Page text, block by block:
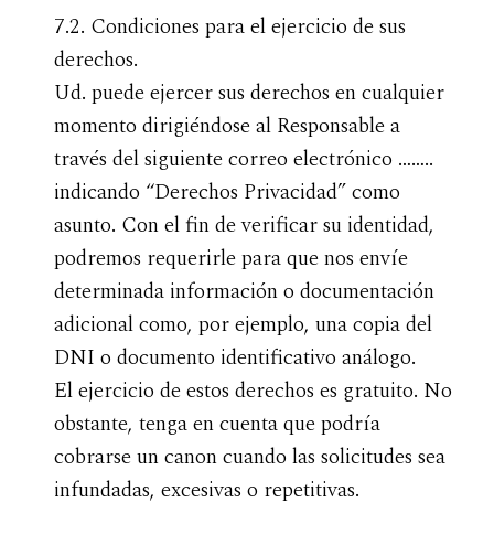
7.2. Condiciones para el ejercicio de sus
derechos.
Ud. puede ejercer sus derechos en cualquier
momento dirigiéndose al Responsable a
través del siguiente correo electrónico ……..
indicando “Derechos Privacidad” como
asunto. Con el fin de verificar su identidad,
podremos requerirle para que nos envíe
determinada información o documentación
adicional como, por ejemplo, una copia del
DNI o documento identificativo análogo.
El ejercicio de estos derechos es gratuito. No
obstante, tenga en cuenta que podría
cobrarse un canon cuando las solicitudes sea
infundadas, excesivas o repetitivas.